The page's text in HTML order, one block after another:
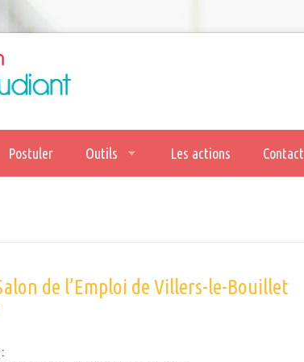
Postuler Outils Les actions Contact
de l’Emploi de Villers-le-Bouillet